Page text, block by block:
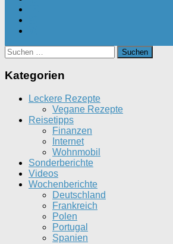
Suchen
nach:
Kategorien
Leckere Rezepte
Vegane Rezepte
Reisetipps
Finanzen
Internet
Wohnmobil
Sonderberichte
Videos
Wochenberichte
Deutschland
Frankreich
Polen
Portugal
Spanien